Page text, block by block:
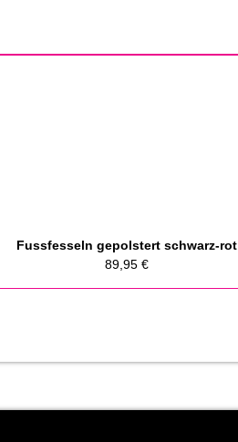
Fussfesseln gepolstert schwarz-rot
89,95 €